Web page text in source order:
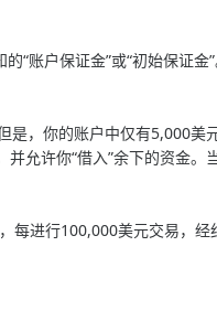
账户保证金”或“初始保证金
，你的账户中仅有5,000美
允许你“借入”余下的资金。
进行100,000美元交易，经